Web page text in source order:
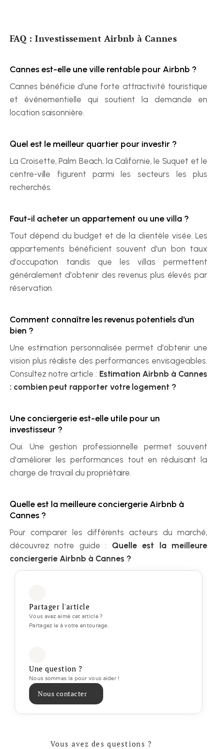
FAQ : Investissement Airbnb à Cannes
Cannes est-elle une ville rentable pour Airbnb ?
Cannes bénéficie d'une forte attractivité touristique
et événementielle qui soutient la demande en
location saisonnière.
Quel est le meilleur quartier pour investir ?
La Croisette, Palm Beach, la Californie, le Suquet et le
centre-ville figurent parmi les secteurs les plus
recherchés.
Faut-il acheter un appartement ou une villa ?
Tout dépend du budget et de la clientèle visée. Les
appartements bénéficient souvent d'un bon taux
d'occupation tandis que les villas permettent
généralement d'obtenir des revenus plus élevés par
réservation.
Comment connaître les revenus potentiels d'un
bien ?
Une estimation personnalisée permet d'obtenir une
vision plus réaliste des performances envisageables.
Consultez notre article : Estimation Airbnb à Cannes
: combien peut rapporter votre logement ?
Une conciergerie est-elle utile pour un
investisseur ?
Oui. Une gestion professionnelle permet souvent
d'améliorer les performances tout en réduisant la
charge de travail du propriétaire.
Quelle est la meilleure conciergerie Airbnb à
Cannes ?
Pour comparer les différents acteurs du marché,
découvrez notre guide : Quelle est la meilleure
conciergerie Airbnb à Cannes ?
Partager l'article
Vous avez aimé cet article ?
Partagez le à votre entourage.
Une question ?
Nous sommes la pour vous aider !
Nous contacter
Vous avez des questions ?